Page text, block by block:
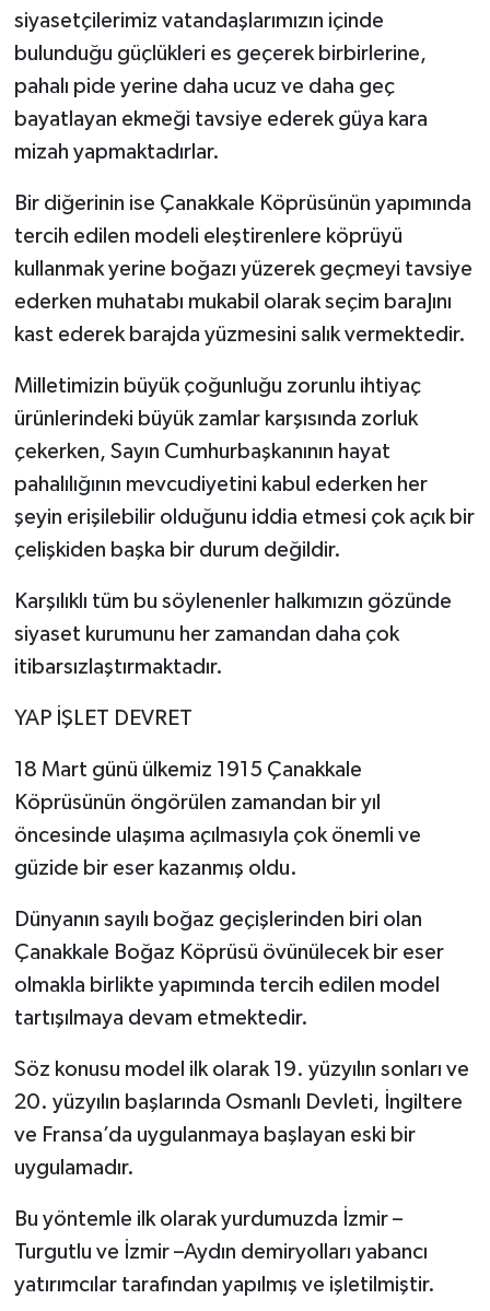
siyasetçilerimiz vatandaşlarımızın içinde
bulunduğu güçlükleri es geçerek birbirlerine,
pahalı pide yerine daha ucuz ve daha geç
bayatlayan ekmeği tavsiye ederek güya kara
mizah yapmaktadırlar.
Bir diğerinin ise Çanakkale Köprüsünün yapımında
tercih edilen modeli eleştirenlere köprüyü
kullanmak yerine boğazı yüzerek geçmeyi tavsiye
ederken muhatabı mukabil olarak seçim baraJını
kast ederek barajda yüzmesini salık vermektedir.
Milletimizin büyük çoğunluğu zorunlu ihtiyaç
ürünlerindeki büyük zamlar karşısında zorluk
çekerken, Sayın Cumhurbaşkanının hayat
pahalılığının mevcudiyetini kabul ederken her
şeyin erişilebilir olduğunu iddia etmesi çok açık bir
çelişkiden başka bir durum değildir.
Karşılıklı tüm bu söylenenler halkımızın gözünde
siyaset kurumunu her zamandan daha çok
itibarsızlaştırmaktadır.
YAP İŞLET DEVRET
18 Mart günü ülkemiz 1915 Çanakkale
Köprüsünün öngörülen zamandan bir yıl
öncesinde ulaşıma açılmasıyla çok önemli ve
güzide bir eser kazanmış oldu.
Dünyanın sayılı boğaz geçişlerinden biri olan
Çanakkale Boğaz Köprüsü övünülecek bir eser
olmakla birlikte yapımında tercih edilen model
tartışılmaya devam etmektedir.
Söz konusu model ilk olarak 19. yüzyılın sonları ve
20. yüzyılın başlarında Osmanlı Devleti, İngiltere
ve Fransa’da uygulanmaya başlayan eski bir
uygulamadır.
Bu yöntemle ilk olarak yurdumuzda İzmir –
Turgutlu ve İzmir –Aydın demiryolları yabancı
yatırımcılar tarafından yapılmış ve işletilmiştir.